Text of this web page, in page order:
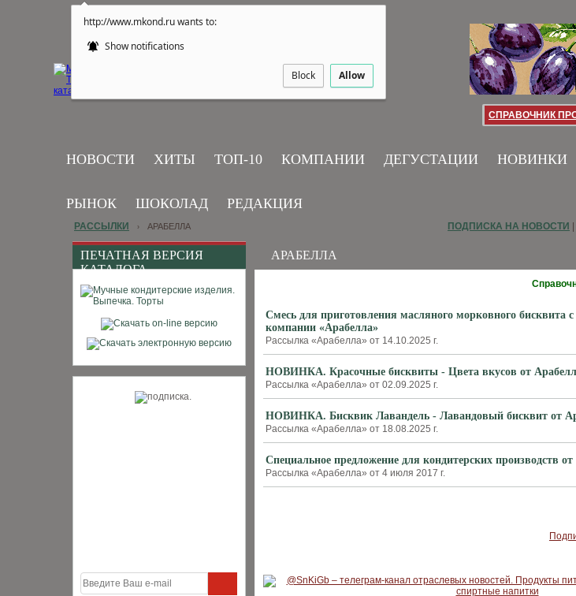
http://www.mkond.ru wants to:
Show notifications
Block Allow
СПРАВОЧНИК
НОВОСТИ ХИТЫ ТОП-10 КОМПАНИИ ДЕГУСТАЦИИ НОВИНКИ
РЫНОК ШОКОЛАД РЕДАКЦИЯ
ПЕЧАТНАЯ ВЕРСИЯ
КАТАЛОГА
РАССЫЛКИ › АРАБЕЛЛА ПОДПИСКА НА НОВОСТИ
АРАБЕЛЛА
Смесь для приготовления масляного морковного бисквита
компании «Арабелла»
Рассылка «Арабелла» от 14.10.2025 г.
НОВИНКА. Красочные бисквиты - Цвета вкусов от
Рассылка «Арабелла» от 02.09.2025 г.
НОВИНКА. Бисквик Лавандель - Лавандовый бисквит от
Рассылка «Арабелла» от 18.08.2025 г.
Специальное предложение для кондитерских производств
Рассылка «Арабелла» от 4 июля 2017 г.